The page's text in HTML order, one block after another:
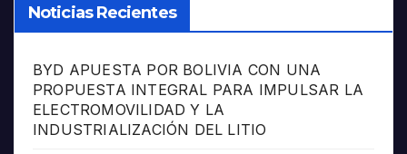
Noticias Recientes
BYD APUESTA POR BOLIVIA CON UNA
PROPUESTA INTEGRAL PARA IMPULSAR LA
ELECTROMOVILIDAD Y LA
INDUSTRIALIZACIÓN DEL LITIO